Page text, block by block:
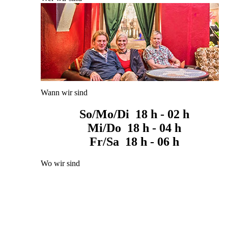
Wann wir sind
So/Mo/Di 18 h - 02 h
Mi/Do 18 h - 04 h
Fr/Sa 18 h - 06 h
Wo wir sind